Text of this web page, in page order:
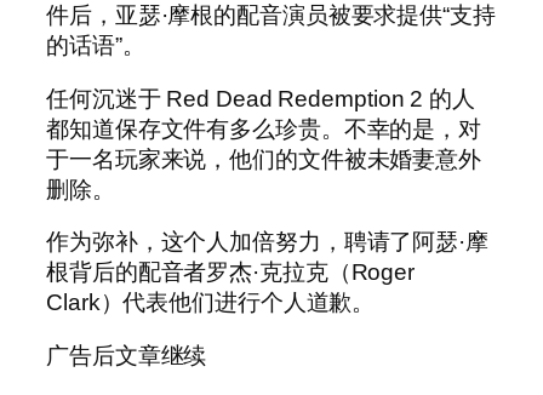
件后，亚瑟·摩根的配音演员被要求提供“支持
的话语”。
任何沉迷于 Red Dead Redemption 2 的人
都知道保存文件有多么珍贵。不幸的是，对
于一名玩家来说，他们的文件被未婚妻意外
删除。
作为弥补，这个人加倍努力，聘请了阿瑟·摩
根背后的配音者罗杰·克拉克（Roger
Clark）代表他们进行个人道歉。
广告后文章继续